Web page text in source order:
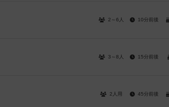
2～6人 10分前後
3～8人 15分前後
2人用 45分前後